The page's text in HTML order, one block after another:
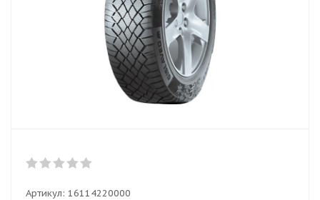
Артикул: 16114220000